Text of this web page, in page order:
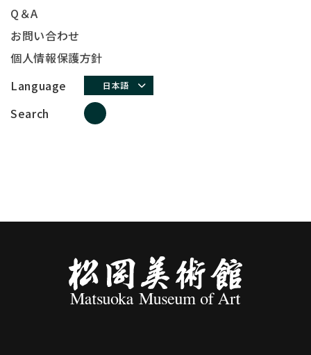
Q＆A
お問い合わせ
個人情報保護方針
Language
日本語
Search